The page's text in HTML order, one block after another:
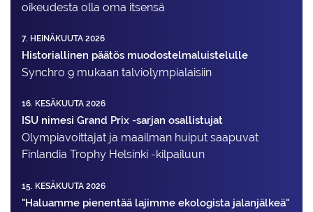
oikeudesta olla oma itsensä
7. HEINÄKUUTA 2026
Historiallinen päätös muodostelmaluistelulle
Synchro 9 mukaan talviolympialaisiin
16. KESÄKUUTA 2026
ISU nimesi Grand Prix -sarjan osallistujat
Olympiavoittajat ja maailman huiput saapuvat
Finlandia Trophy Helsinki -kilpailuun
15. KESÄKUUTA 2026
"Haluamme pienentää lajimme ekologista jalanjälkeä"